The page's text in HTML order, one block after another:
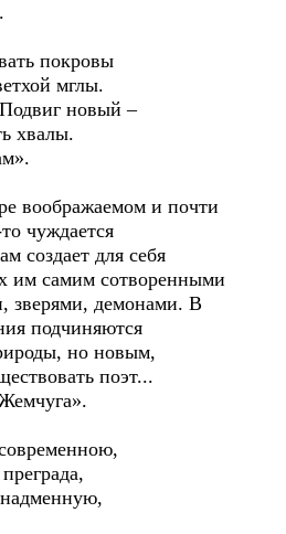
покровы
мглы.
новый –
хвалы.
воображаемом и почти
чуждается
создает для себя
им самим сотворенными
зверями, демонами. В
подчиняются
но новым,
поэт...